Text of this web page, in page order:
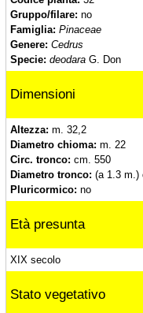
Gruppo/filare: no
Famiglia: Pinaceae
Genere: Cedrus
Specie: deodaraG. Don
Dimensioni
Altezza: m. 32,2
Diametro chioma: m. 22
Circ. tronco: cm. 550
Diametro tronco: (a 1.3 m.)
Pluricormico: no
Età presunta
XIX secolo
Stato vegetativo